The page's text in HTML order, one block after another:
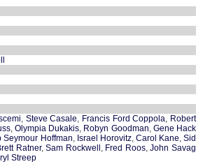
, Steve Casale, Francis Ford Coppola, Robert
, Olympia Dukakis, Robyn Goodman, Gene Hack
Seymour Hoffman, Israel Horovitz, Carol Kane,Sid
Ratner,Sam Rockwell , Fred Roos,John Savag
Streep